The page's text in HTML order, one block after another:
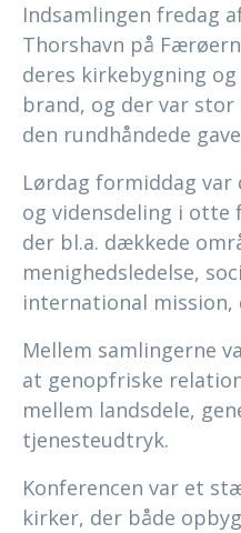
Indsamlingen fredag
Thorshavn på
deres kirkebygning
brand, og der var
den rundhåndede
Lørdag formiddag
og vidensdeling i otte
der bl.a. dækkede
menighedsledelse,
international mission,
Mellem samlingerne
at genopfriske
mellem landsdele,
tjenesteudtryk.
Konferencen var et
kirker, der både